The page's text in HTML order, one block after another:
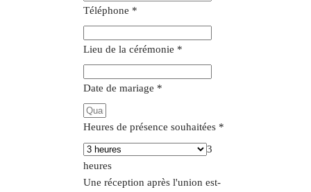
Téléphone *
Lieu de la cérémonie *
Date de mariage *
Heures de présence souhaitées *
3
heures
Une réception après l'union est-